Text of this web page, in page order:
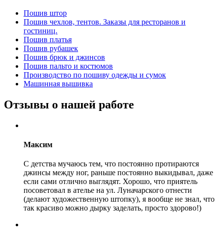
Пошив штор
Пошив чехлов, тентов. Заказы для ресторанов и
гостиниц.
Пошив платья
Пошив рубашек
Пошив брюк и джинсов
Пошив пальто и костюмов
Производство по пошиву одежды и сумок
Машинная вышивка
Отзывы о нашей работе
Максим
С детства мучаюсь тем, что постоянно протираются
джинсы между ног, раньше постоянно выкидывал, даже
если сами отлично выглядят. Хорошо, что приятель
посоветовал в ателье на ул. Луначарского отнести
(делают художественную штопку), я вообще не знал, что
так красиво можно дырку заделать, просто здорово!)